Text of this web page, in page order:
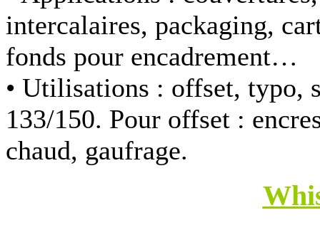
intercalaires, packaging,
fonds pour encadrement…
• Utilisations : offset, typo,
133/150. Pour offset :
chaud, gaufrage.